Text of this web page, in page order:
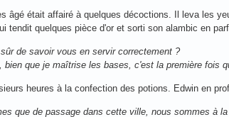
âgé était affairé à quelques décoctions. Il leva les
tendit quelques pièce d'or et sorti son alambic en
de savoir vous en servir correctement ?
bien que je maîtrise les bases, c'est la première fois
heures à la confection des potions. Edwin en
que de passage dans cette ville, nous sommes à